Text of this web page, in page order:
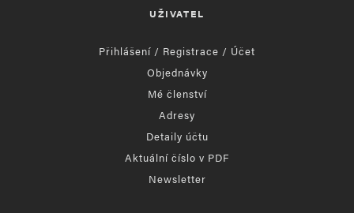
UŽIVATEL
Přihlášení / Registrace / Účet
Objednávky
Mé členství
Adresy
Detaily účtu
Aktuální číslo v PDF
Newsletter